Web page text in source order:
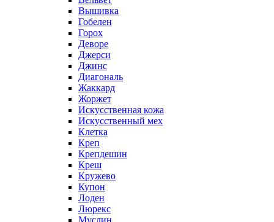
Вышивка
Гобелен
Горох
Деворе
Джерси
Джинс
Диагональ
Жаккард
Жоржет
Искусственная кожа
Искусственный мех
Клетка
Креп
Крепдешин
Креш
Кружево
Купон
Лоден
Люрекс
Муслин